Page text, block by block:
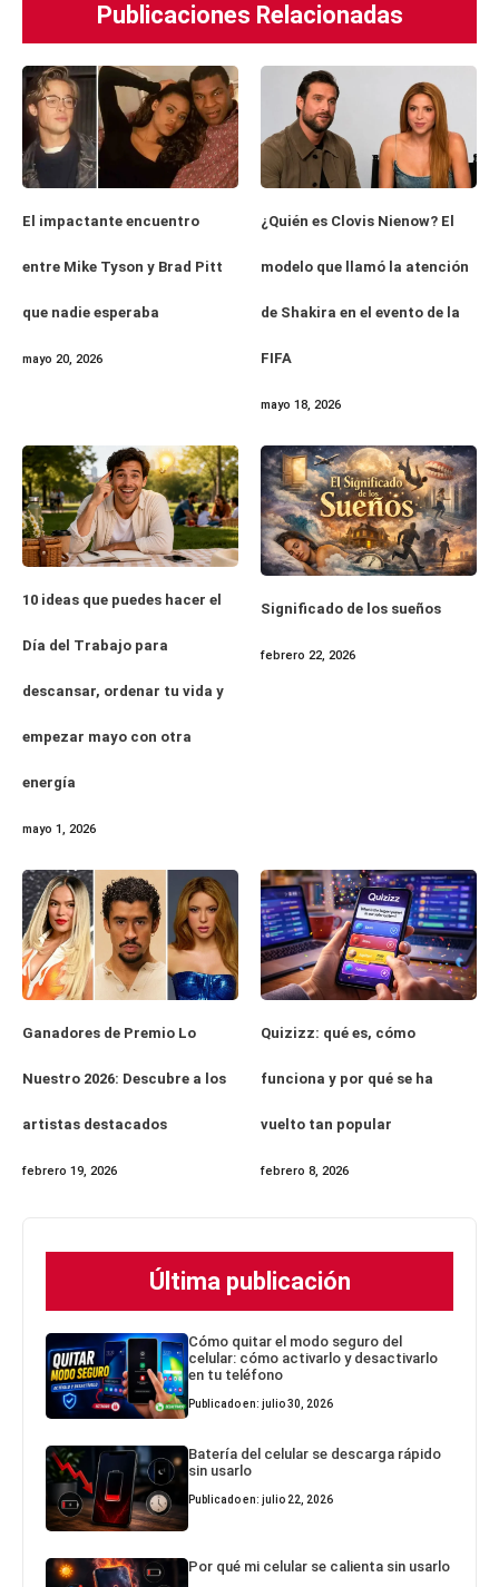
Publicaciones Relacionadas
El impactante encuentro
entre Mike Tyson y Brad Pitt
que nadie esperaba
mayo 20, 2026
¿Quién es Clovis Nienow? El
modelo que llamó la atención
de Shakira en el evento de la
FIFA
mayo 18, 2026
10 ideas que puedes hacer el
Día del Trabajo para
descansar, ordenar tu vida y
empezar mayo con otra
energía
mayo 1, 2026
Significado de los sueños
febrero 22, 2026
Ganadores de Premio Lo
Nuestro 2026: Descubre a los
artistas destacados
febrero 19, 2026
Quizizz: qué es, cómo
funciona y por qué se ha
vuelto tan popular
febrero 8, 2026
Última publicación
Cómo quitar el modo seguro del
celular: cómo activarlo y desactivarlo
en tu teléfono
Publicado en: julio 30, 2026
Batería del celular se descarga rápido
sin usarlo
Publicado en: julio 22, 2026
Por qué mi celular se calienta sin usarlo